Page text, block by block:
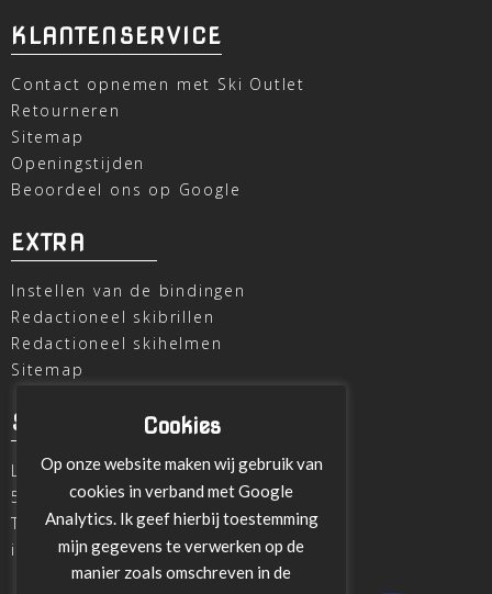
KLANTENSERVICE
Contact opnemen met Ski Outlet
Retourneren
Sitemap
Openingstijden
Beoordeel ons op Google
EXTRA
Instellen van de bindingen
Redactioneel skibrillen
Redactioneel skihelmen
Sitemap
SKI OUTLET
Laagheidehof 8
5804 XC Venray
T
+31 478 515696
info@ski-outlet-venray.nl
Cookies
Op onze website maken wij gebruik van
cookies in verband met Google
Analytics. Ik geef hierbij toestemming
mijn gegevens te verwerken op de
manier zoals omschreven in de